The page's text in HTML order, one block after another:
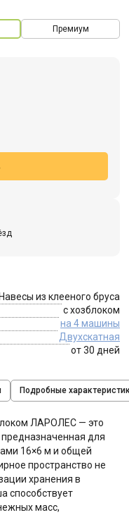
Премиум
Навесы из клееного бруса
с хозблоком
на 4 машины
Двухскатная
от 30 дней
Подробные
ЛАРОЛЕС — это
для
16×6 м и общей
пространство не
хранения в
способствует
масс,